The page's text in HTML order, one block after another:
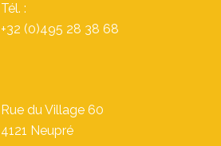
Tél. :
+32 (0)495 28 38 68
Rue du Village 60
4121 Neupré